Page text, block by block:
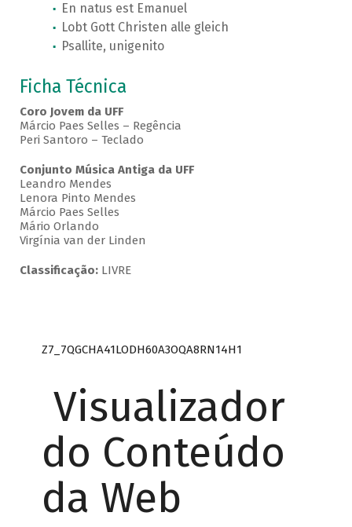
En natus est Emanuel
Lobt Gott Christen alle gleich
Psallite, unigenito
Ficha Técnica
Coro Jovem da UFF
Márcio Paes Selles – Regência
Peri Santoro – Teclado
Conjunto Música Antiga da UFF
Leandro Mendes
Lenora Pinto Mendes
Márcio Paes Selles
Mário Orlando
Virgínia van der Linden
Classificação:LIVRE
Z7_7QGCHA41LODH60A3OQA8RN14H1
Visualizador
do Conteúdo
da Web